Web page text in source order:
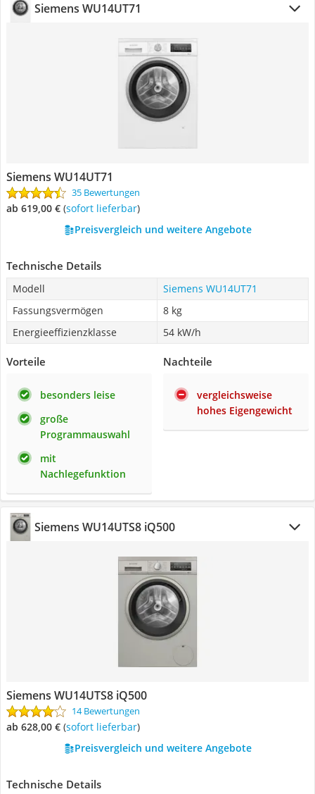
Siemens WU14UT71
Siemens WU14UT71
35 Bewertungen
ab 619,00 € ( Sofort lieferbar)
Preisvergleich und weitere Angebote
Technische Details
Modell
Siemens WU14UT71
Fassungsvermögen
8 kg
Energieeffizienzklasse
54 kW/h
Vorteile
besonders leise
große
Programmauswahl
mit
Nachlegefunktion
Nachteile
vergleichsweise
hohes Eigengewicht
Siemens WU14UTS8 iQ500
Siemens WU14UTS8 iQ500
14 Bewertungen
ab 628,00 € ( Sofort lieferbar)
Preisvergleich und weitere Angebote
Technische Details